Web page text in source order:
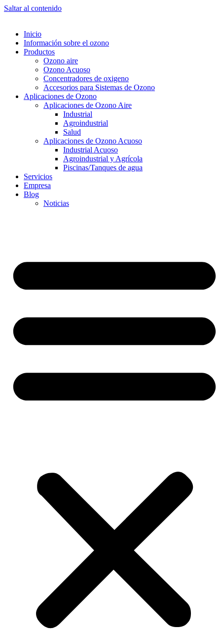
Saltar al contenido
Inicio
Información sobre el ozono
Productos
Ozono aire
Ozono Acuoso
Concentradores de oxigeno
Accesorios para Sistemas de Ozono
Aplicaciones de Ozono
Aplicaciones de Ozono Aire
Industrial
Agroindustrial
Salud
Aplicaciones de Ozono Acuoso
Industrial Acuoso
Agroindustrial y Agrícola
Piscinas/Tanques de agua
Servicios
Empresa
Blog
Noticias